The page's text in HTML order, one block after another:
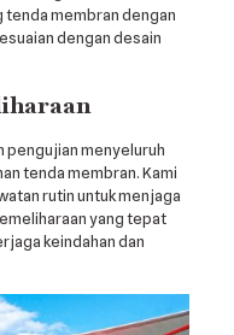
tenda membran dengan
dengan desain
pengujian menyeluruh
tenda membran. Kami
rutin untuk menjaga
yang tepat
keindahan dan